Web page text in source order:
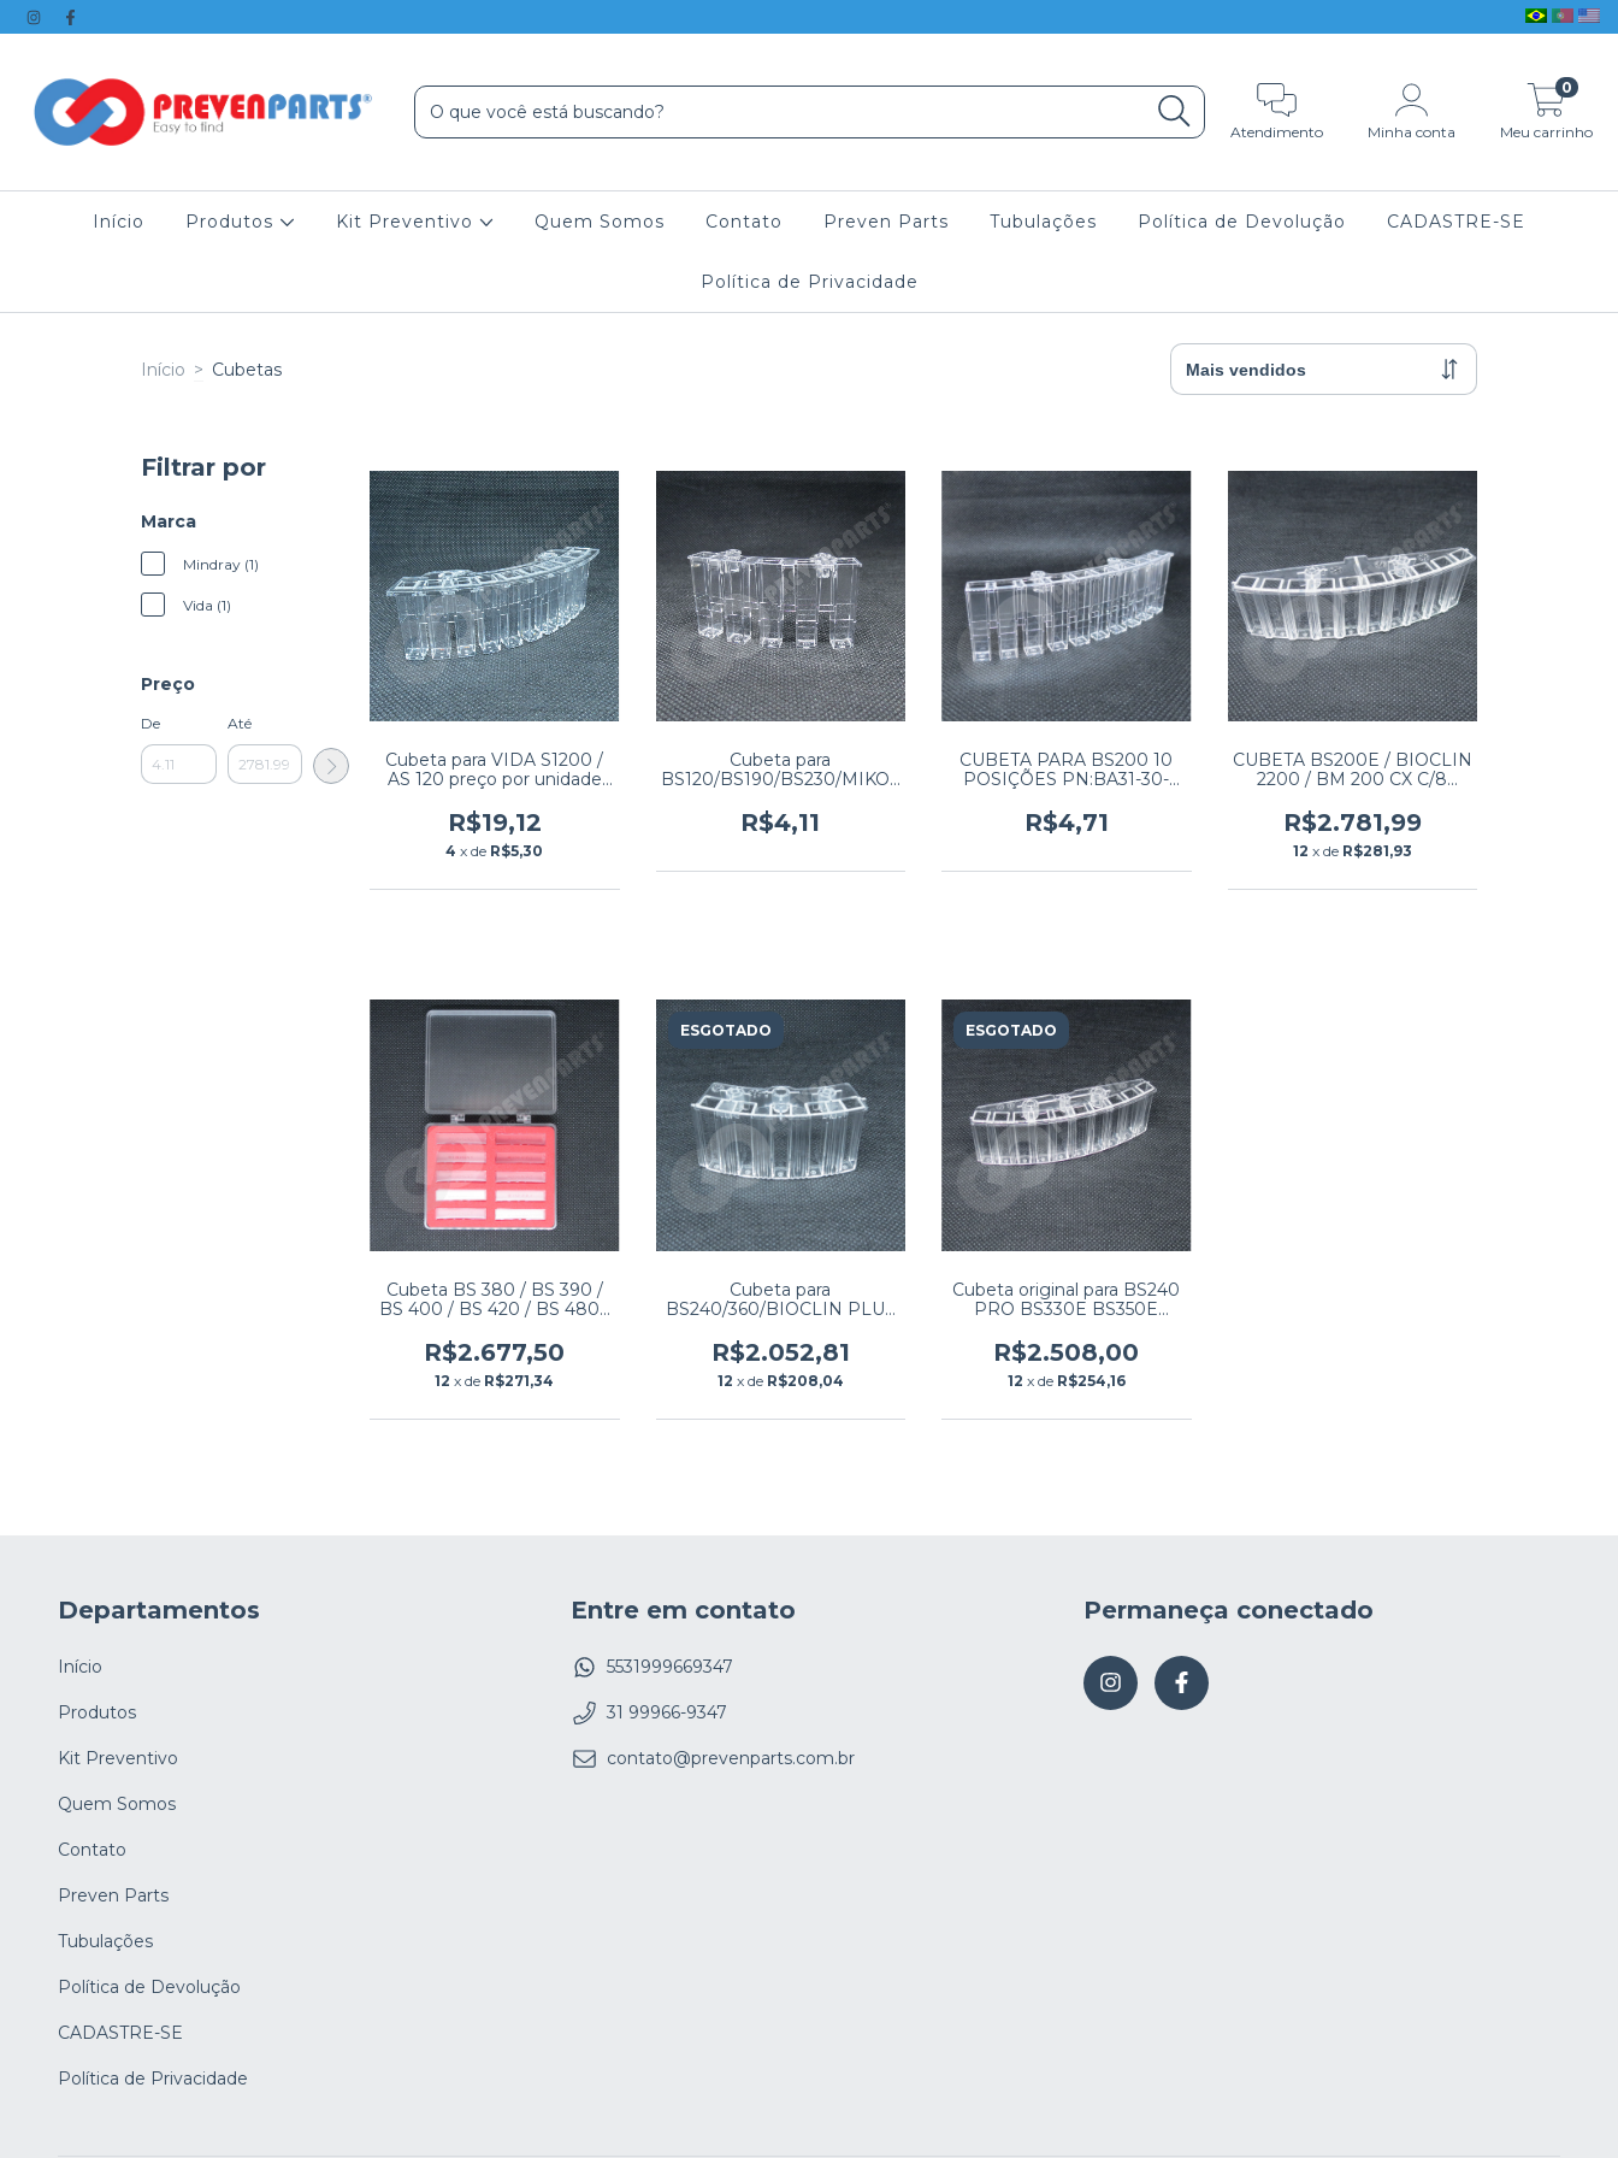
Atendimento Minha conta Meu carrinho
0
Início Produtos Kit Preventivo Quem Somos Contato Preven Parts Tubulações Política de Devolução CADASTRE-SE
Política de Privacidade
Início > Cubetas
Filtrar por
Marca
Mindray (1)
Vida (1)
Preço
De Até
Cubeta para VIDA S1200 /
AS 120 preço por unidade
unidades)
R$19,12
4 x de R$5,30
Cubeta para
BS120/BS190/BS230/MIKOV
unitário) (PEDIDO MÍNIMO
100 UNIDADES)
R$4,11
CUBETA PARA BS200 10
POSIÇÕES PN:BA31-30-
(PEDIDO MÍNIMO 100
UNIDADES)
R$4,71
CUBETA BS200E / BIOCLIN
2200 / BM 200 CX C/8
R$2.781,99
12 x de R$281,93
Cubeta BS 380 / BS 390 /
BS 400 / BS 420 / BS 480 /
BS 880 / BS 890 (100
PEÇAS POR CAIXA) PN: 115-
004015-00
R$2.677,50
12 x de R$271,34
ESGOTADO
Cubeta para
BS240/360/BIOCLIN PLUS
115-037544-00
R$2.052,81
12 x de R$208,04
ESGOTADO
Cubeta original para BS240
PRO BS330E BS350E
peças por caixa PN: 115-
045546-00
R$2.508,00
12 x de R$254,16
Departamentos
Início
Produtos
Kit Preventivo
Quem Somos
Contato
Preven Parts
Tubulações
Política de Devolução
CADASTRE-SE
Política de Privacidade
Entre em contato
5531999669347
31 99966-9347
contato@prevenparts.com.br
Permaneça conectado